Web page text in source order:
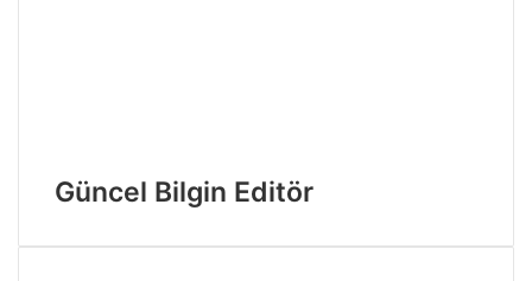
Güncel Bilgin Editör